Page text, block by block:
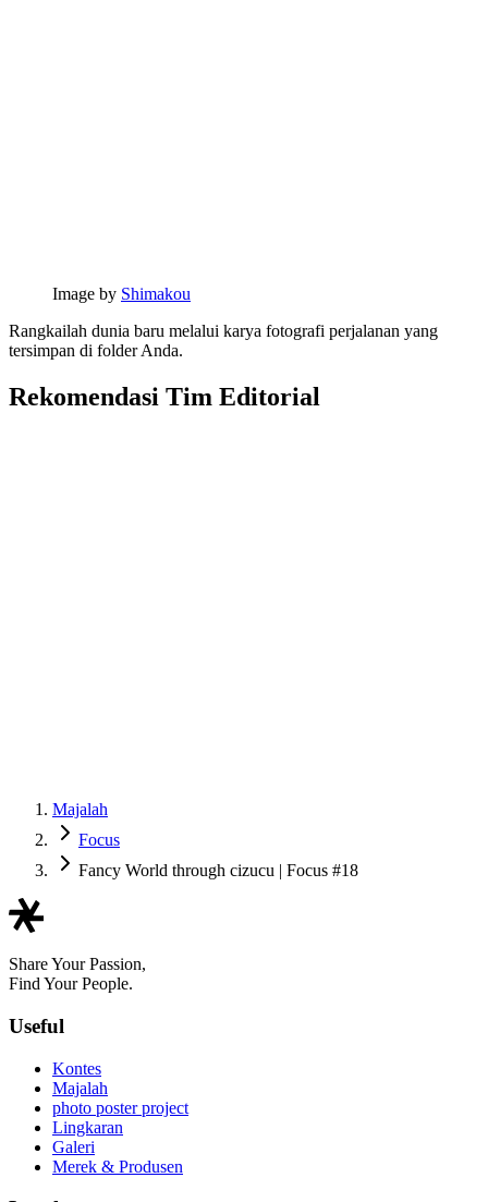
Image by Shimakou
Rangkailah dunia baru melalui karya fotografi perjalanan yang
tersimpan di folder Anda.
Rekomendasi Tim Editorial
Majalah
Focus
Fancy World through cizucu | Focus #18
Share Your Passion,
Find Your People.
Useful
Kontes
Majalah
photo poster project
Lingkaran
Galeri
Merek & Produsen